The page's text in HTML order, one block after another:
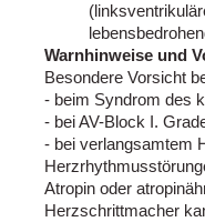
Warnhinweise und
Besondere Vorsicht
- beim Syndrom des
- bei AV-Block I.
- bei verlangsamtem
Atropin oder
Herzschrittmacher